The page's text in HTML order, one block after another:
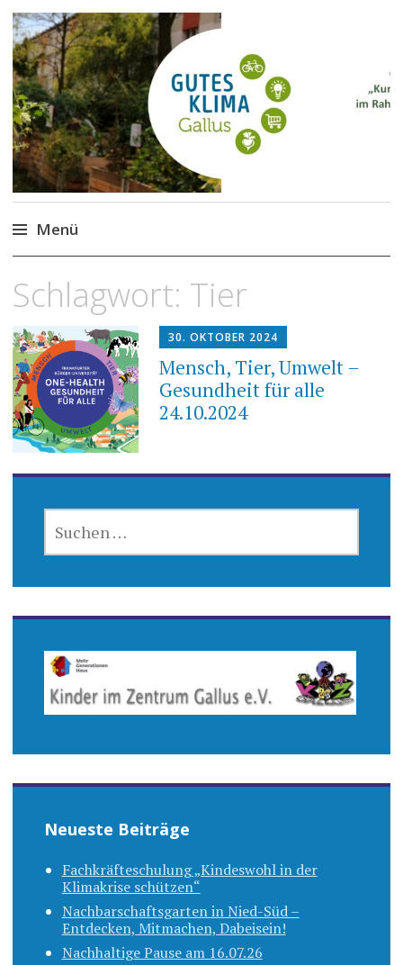
Gutes Klima im Gallus
Kurze Wege für den Klimaschutz
Menü
Inhalt
Schlagwort: Tier
30. OKTOBER 2024
Mensch, Tier, Umwelt –
Gesundheit für alle
24.10.2024
NACH:
Neueste Beiträge
Fachkräfteschulung „Kindeswohl in der
Klimakrise schützen“
Nachbarschaftsgarten in Nied-Süd –
Entdecken, Mitmachen, Dabeisein!
Nachhaltige Pause am 16.07.26